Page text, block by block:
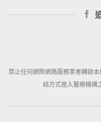
禁止任何網際網路服務業者轉錄
結方式進入醫療機構